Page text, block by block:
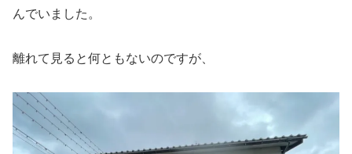
んでいました。
離れて見ると何ともないのですが、